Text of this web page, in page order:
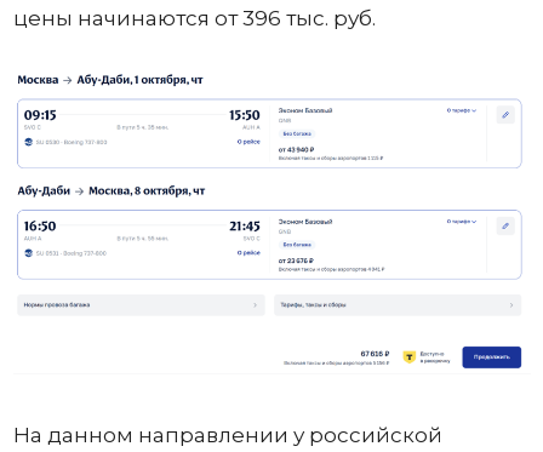
цены начинаются от 396 тыс. руб.
На данном направлении у российской